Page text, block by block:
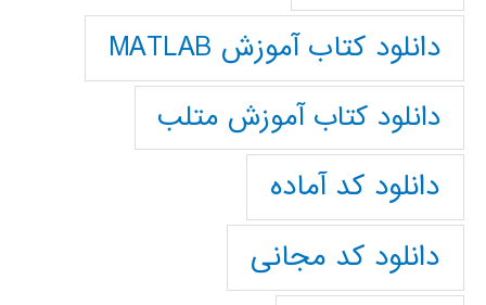
دانلود کتاب آموزش MATLAB
دانلود کتاب آموزش متلب
دانلود کد آماده
دانلود کد مجانی